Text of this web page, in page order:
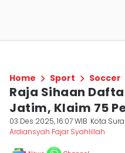
Home Sport Soccer
Raja Sihaan
Jatim, Klaim 75
03 Des 2025, 16:07 WIB Kota
Ardiansyah Fajar Syahlillah